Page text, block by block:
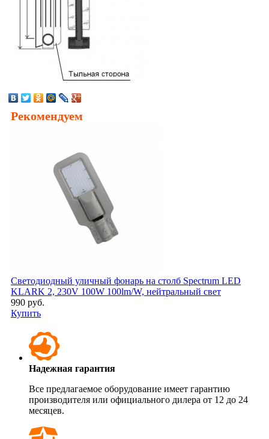
Рекомендуем
Светодиодный уличный фонарь на столб Spectrum LED
KLARK 2, 230V 100W 100lm/W, нейтральный свет
990 руб.
Купить
Надежная гарантия
Все предлагаемое оборудование имеет гарантию
производителя или официального дилера от 12 до 24
месяцев.